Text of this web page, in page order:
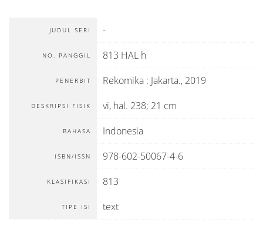
JUDUL SERI -
NO. PANGGIL 813 HAL h
PENERBIT Rekomika : Jakarta., 2019
DESKRIPSI FISIK vi, hal. 238; 21 cm
BAHASA Indonesia
ISBN/ISSN 978-602-50067-4-6
KLASIFIKASI 813
TIPE ISI text